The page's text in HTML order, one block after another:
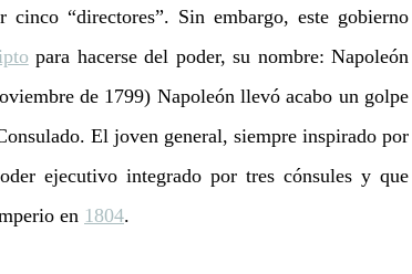
“directores”. Sin embargo, este gobierno
para hacerse del poder, su nombre: Napoleón
de 1799) Napoleón llevó acabo un golpe
El joven general, siempre inspirado por
ejecutivo integrado por tres cónsules y que
en 1804.